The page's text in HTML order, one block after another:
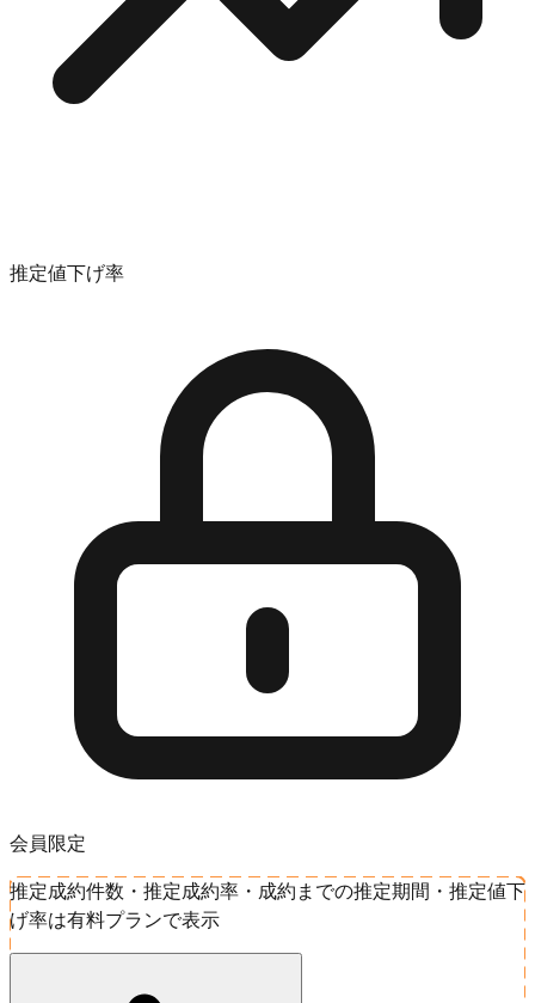
推定値下げ率
会員限定
推定成約件数・推定成約率・成約までの推定期間・推定値下
げ率は有料プランで表示